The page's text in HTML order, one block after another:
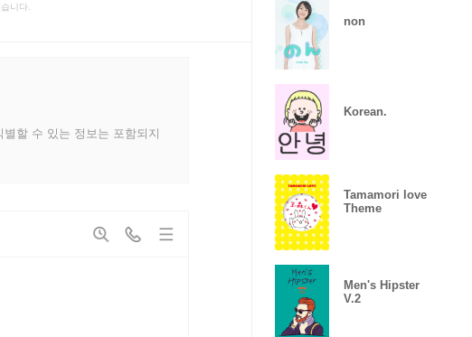
니다.
할 수 있는 정보는 포함되지
non
Korean.
Tamamori love
Theme
Men's Hipster
V.2